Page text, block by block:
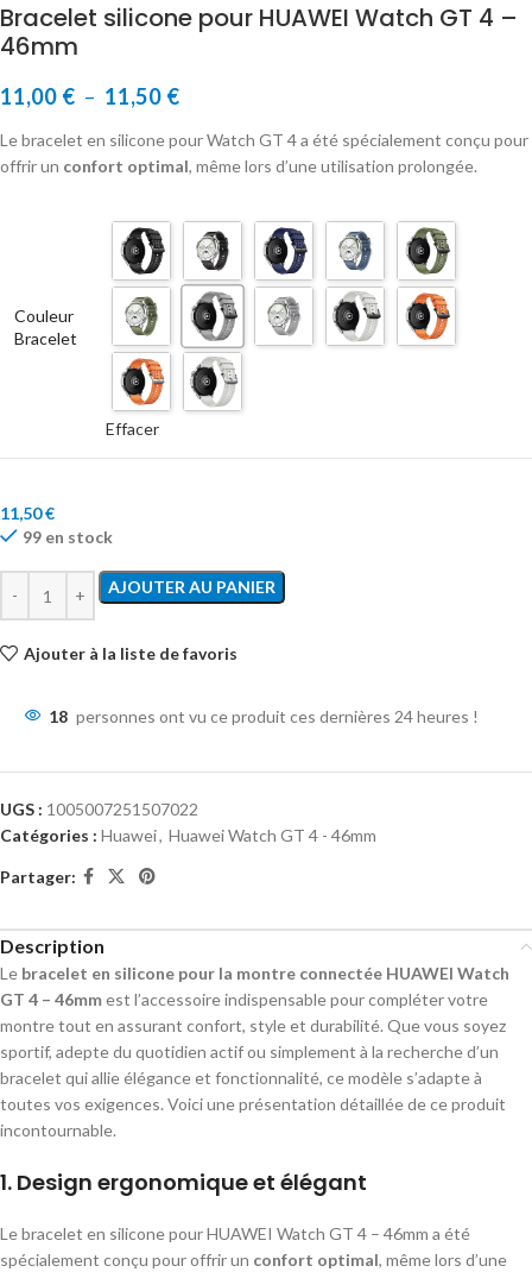
Bracelet silicone pour HUAWEI Watch GT 4 –
46mm
11,00 € – 11,50 €
Le bracelet en silicone pour Watch GT 4 a été spécialement conçu pour
offrir un confort optimal, même lors d’une utilisation prolongée.
Couleur
Bracelet
Effacer
11,50€
99 en stock
AJOUTER AU PANIER
Ajouter à la liste de favoris
18 personnes ont vu ce produit ces dernières 24 heures !
UGS : 1005007251507022
Catégories : Huawei, Huawei Watch GT 4 - 46mm
Partager:
Description
Le bracelet en silicone pour la montre connectée HUAWEI Watch
GT 4 – 46mmest l’accessoire indispensable pour compléter votre
montre tout en assurant confort, style et durabilité. Que vous soyez
sportif, adepte du quotidien actif ou simplement à la recherche d’un
bracelet qui allie élégance et fonctionnalité, ce modèle s’adapte à
toutes vos exigences. Voici une présentation détaillée de ce produit
incontournable.
1. Design ergonomique et élégant
Le bracelet en silicone pour HUAWEI Watch GT 4 – 46mm a été
spécialement conçu pour offrir un confort optimal, même lors d’une